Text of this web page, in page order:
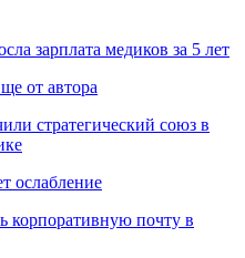
зарплата медиков за 5 лет
от автора
стратегический союз в
ослабление
корпоративную почту в